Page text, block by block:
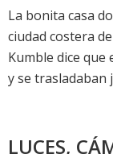
La bonita casa
ciudad costera
Kumble dice que
y se trasladaban
LUCES,